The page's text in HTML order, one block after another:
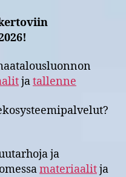
jatallenne
ja
materiaalitja